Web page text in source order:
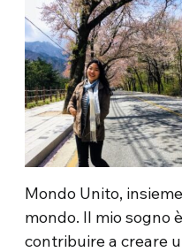
Mondo Unito,
mondo. Il mio sogno
contribuire a creare